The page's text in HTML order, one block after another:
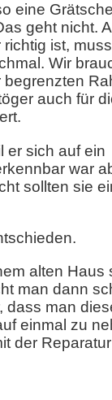
eine Grätsche
geht nicht.
ist,
Wir
auch für
er sich auf ein
war
sollten sie
alten Haus
man dann
dass man
einmal zu
der